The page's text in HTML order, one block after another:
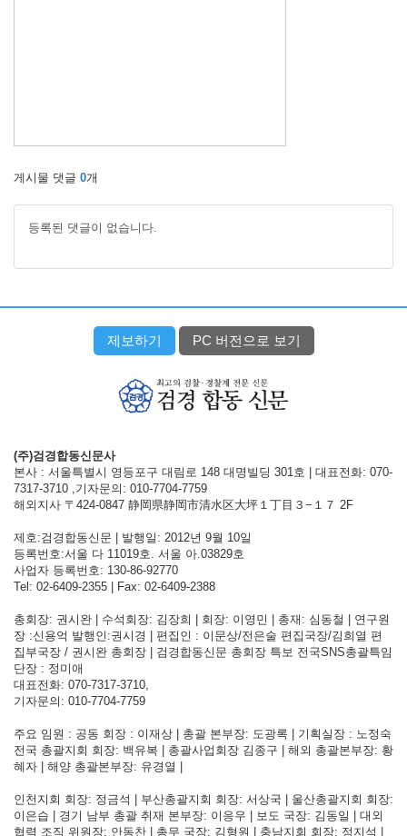
게시물 댓글 0개
등록된 댓글이 없습니다.
제보하기 PC 버전으로 보기
(주)검경합동신문사
본사 : 서울특별시 영등포구 대림로 148 대명빌딩 301호 | 대표전화: 070-
7317-3710 ,기자문의: 010-7704-7759
해외지사 〒424-0847 静岡県静岡市清水区大坪１丁目３−１７ 2F
제호:검경합동신문 | 발행일: 2012년 9월 10일
등록번호:서울 다 11019호. 서울 아.03829호
사업자 등록번호: 130-86-92770
Tel: 02-6409-2355 | Fax: 02-6409-2388
총회장: 권시완 | 수석회장: 김장희 | 회장: 이영민 | 총재: 심동철 | 연구원
장 :신용억 발행인:권시경 | 편집인 : 이문상/전은술 편집국장/김희열 편
집부국장 / 권시완 총회장 | 검경합동신문 총회장 특보 전국SNS총괄특임
단장 : 정미애
대표전화: 070-7317-3710,
기자문의: 010-7704-7759
주요 임원 : 공동 회장 : 이재상 | 총괄 본부장: 도광록 | 기획실장 : 노정숙
전국 총괄지회 회장: 백유복 | 총괄사업회장 김종구 | 해외 총괄본부장: 황
혜자 | 해양 총괄본부장: 유경열 |
인천지회 회장: 정금석 | 부산총괄지회 회장: 서상국 | 울산총괄지회 회장:
이은습 | 경기 남부 총괄 취재 본부장: 이응우 | 보도 국장: 김동일 | 대외
협력 조직 위원장: 안동찬 | 총무 국장: 김형원 | 충남지회 회장: 정지석 |